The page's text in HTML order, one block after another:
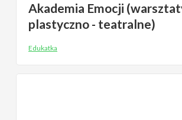
Akademia Emocji
plastyczno - teatralne)
Edukatka